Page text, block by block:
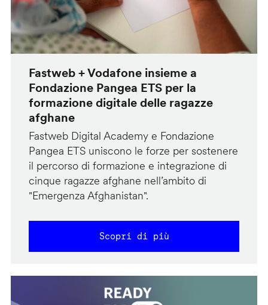
Fastweb + Vodafone insieme a
Fondazione Pangea ETS per la
formazione digitale delle ragazze
afghane
Fastweb Digital Academy e Fondazione
Pangea ETS uniscono le forze per sostenere
il percorso di formazione e integrazione di
cinque ragazze afghane nell’ambito di
"Emergenza Afghanistan".
Scopri di più